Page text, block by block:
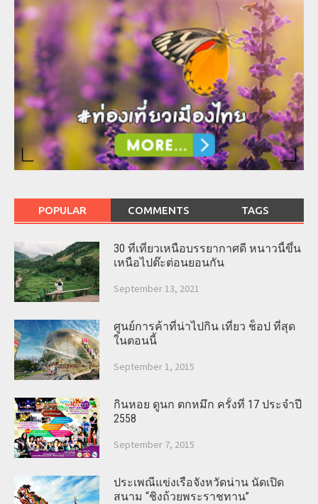
POPULAR COMMENTS TAGS
30 ที่เที่ยวเหนือบรรยากาศดี หนาวนี้ขึ้น
เหนือไปต๊ะต่อนยอนกัน
September 13, 2021
ศูนย์การค้าที่น่าไปกิน เที่ยว ช็อป ที่สุด
ในตอนนี้
September 1, 2015
กินหอย ดูนก ตกหมึก ครั้งที่ 17 ประจำปี
2558
September 7, 2015
ประเพณีแข่งเรือจังหวัดน่าน นัดเปิด
สนาม “ชิงถ้วยพระราชทาน”